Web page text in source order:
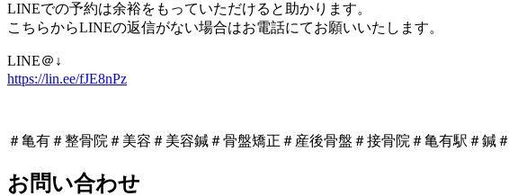
LINEでの予約は余裕をもっていただけると助かります。
こちらからLINEの返信がない場合はお電話にてお願いいたします。
LINE＠↓
https://lin.ee/fJE8nPz
＃亀有＃整骨院＃美容＃美容鍼＃骨盤矯正＃産後骨盤＃接骨院＃亀有駅＃鍼＃
お問い合わせ